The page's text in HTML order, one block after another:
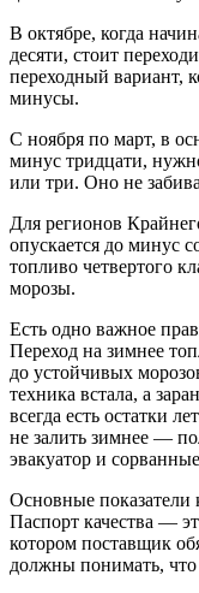
В октябре, когда
десяти, стоит
переходный вариант,
минусы.
С ноября по март, в
минус тридцати,
или три. Оно не
Для регионов
опускается до минус
топливо четвертого
морозы.
Есть одно важное
Переход на зимнее
до устойчивых
техника встала, а
всегда есть остатки
не залить зимнее —
эвакуатор и
Основные показатели
Паспорт качества —
котором поставщик
должны понимать,